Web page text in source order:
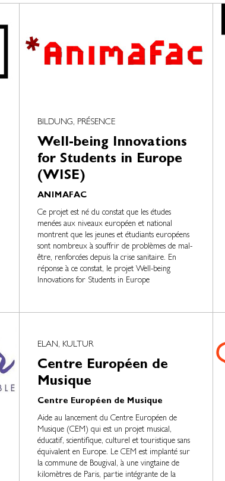
BILDUNG, PRÉSENCE
Well-being Innovations
for Students in Europe
(WISE)
ANIMAFAC
Ce projet est né du constat que les études
menées aux niveaux européen et national
montrent que les jeunes et étudiants européens
sont nombreux à souffrir de problèmes de mal-
être, renforcées depuis la crise sanitaire. En
réponse à ce constat, le projet Well-being
Innovations for Students in Europe
ELAN, KULTUR
Centre Européen de
Musique
Centre Européen de Musique
Aide au lancement du Centre Européen de
Musique (CEM) qui est un projet musical,
éducatif, scientifique, culturel et touristique sans
équivalent en Europe. Le CEM est implanté sur
la commune de Bougival, à une vingtaine de
kilomètres de Paris, partie intégrante de la